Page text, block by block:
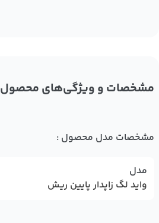
مشخصات و ویژگی‌های محصول
مشخصات مدل محصول :
مدل
واید لگ زاپدار پایین ریش